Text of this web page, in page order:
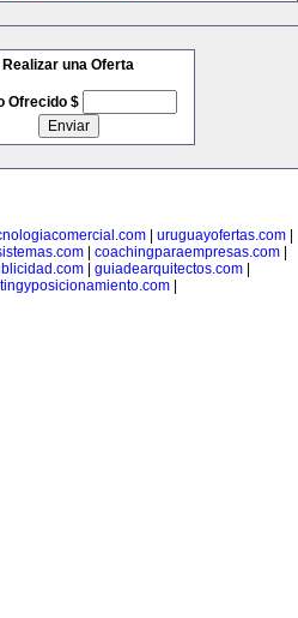
Realizar una Oferta
Ofrecido $
uruguayofertas.com
coachingparaempresas.com
guiadearquitectos.com